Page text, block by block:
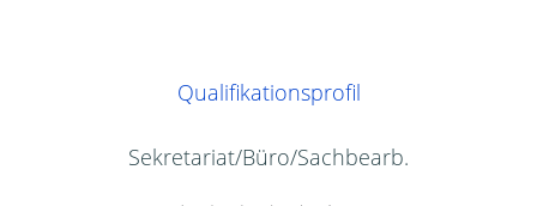
Qualifikationsprofil
Sekretariat/Büro/Sachbearb.